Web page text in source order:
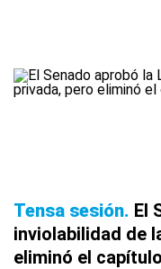
Tensa sesión El
inviolabilidad de
eliminó el